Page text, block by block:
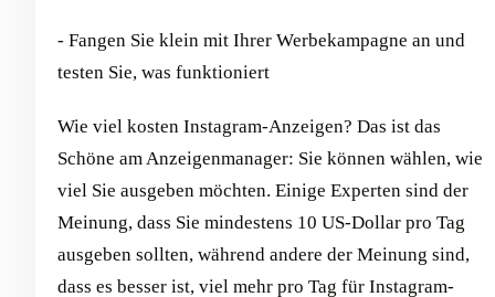
- Fangen Sie klein mit Ihrer Werbekampagne an und
testen Sie, was funktioniert
Wie viel kosten Instagram-Anzeigen? Das ist das
Schöne am Anzeigenmanager: Sie können wählen, wie
viel Sie ausgeben möchten. Einige Experten sind der
Meinung, dass Sie mindestens 10 US-Dollar pro Tag
ausgeben sollten, während andere der Meinung sind,
dass es besser ist, viel mehr pro Tag für Instagram-